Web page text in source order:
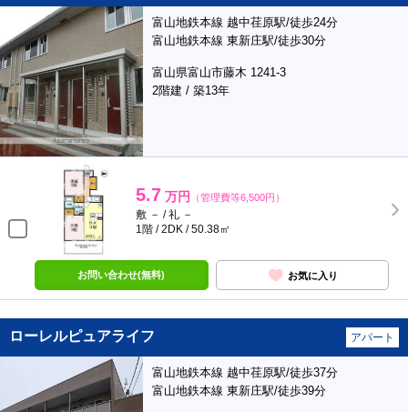
富山地鉄本線 越中荏原駅/徒歩24分
富山地鉄本線 東新庄駅/徒歩30分
富山県富山市藤木 1241-3
2階建 / 築13年
5.7 万円 （管理費等6,500円）
敷 － / 礼 －
1階 / 2DK / 50.38㎡
お問い合わせ(無料) お気に入り
ローレルピュアライフ アパート
富山地鉄本線 越中荏原駅/徒歩37分
富山地鉄本線 東新庄駅/徒歩39分